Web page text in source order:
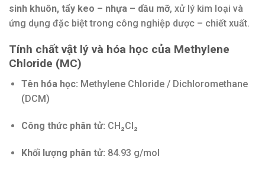
sinh khuôn, tẩy keo – nhựa – dầu mỡ, xử lý kim loại và
ứng dụng đặc biệt trong công nghiệp dược – chiết xuất.
Tính chất vật lý và hóa học của Methylene
Chloride (MC)
Tên hóa học: Methylene Chloride / Dichloromethane
(DCM)
Công thức phân tử: CH₂Cl₂
Khối lượng phân tử: 84.93 g/mol